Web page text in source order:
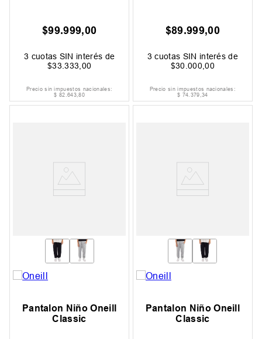
$99.999,00
3 cuotas SIN interés de
$33.333 00
Precio sin impuestos nacionales:
$ 82.643,80
$89.999,00
3 cuotas SIN interés de
$30 .000 ,00
Precio sin impuestos nacionales:
$ 74.379,34
Pantalon Niño Oneill
Classic
Pantalon Niño Oneill
Classic